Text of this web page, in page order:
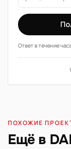
Ответ в течение
ПОХОЖИЕ
Ещё в